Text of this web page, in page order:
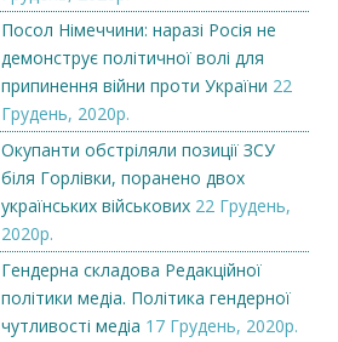
Посол Німеччини: наразі Росія не
демонструє політичної волі для
припинення війни проти України 22
Грудень, 2020р.
Окупанти обстріляли позиції ЗСУ
біля Горлівки, поранено двох
українських військових 22 Грудень,
2020р.
Гендерна складова Редакційної
політики медіа. Політика гендерної
чутливості медіа 17 Грудень, 2020р.
Викупимо бруньки чорної
смородини...